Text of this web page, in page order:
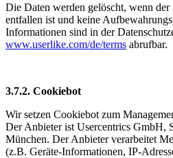
Die Daten werden gelöscht, wenn
entfallen ist und keine
Informationen sind in der
www.userlike.com/de/terms abrufbar.
3.7.2. ​Cookiebot​
Wir setzen Cookiebot zum
Der Anbieter ist Usercentrics GmbH,
München. Der Anbieter verarbeitet
(z.B. Geräte-Informationen, IP-